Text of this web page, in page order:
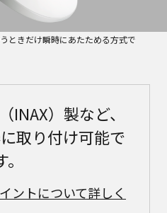
ときだけ瞬時にあたためる方式で
INAX）製など、
取り付け可能で
。
ントについて詳しく